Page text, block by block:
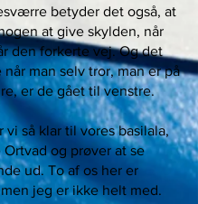
betyder det også, at
at give skylden, når
den forkerte vej. Og det
når man selv tror, man er på
er de gået til venstre.
vi så klar til vores basilala,
Ortvad og prøver at se
ud. To af os her er
jeg er ikke helt med.